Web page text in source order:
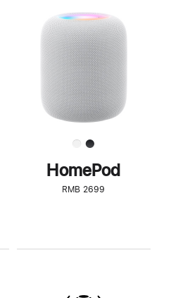
步
了
解
HomePod<
HomePod
RMB 2699